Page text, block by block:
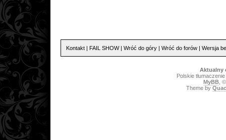
Kontakt | FAIL SHOW| Wróć do góry | Wróć do forów | Wersja
Aktualny
Polskie
MyBB ,
Theme by